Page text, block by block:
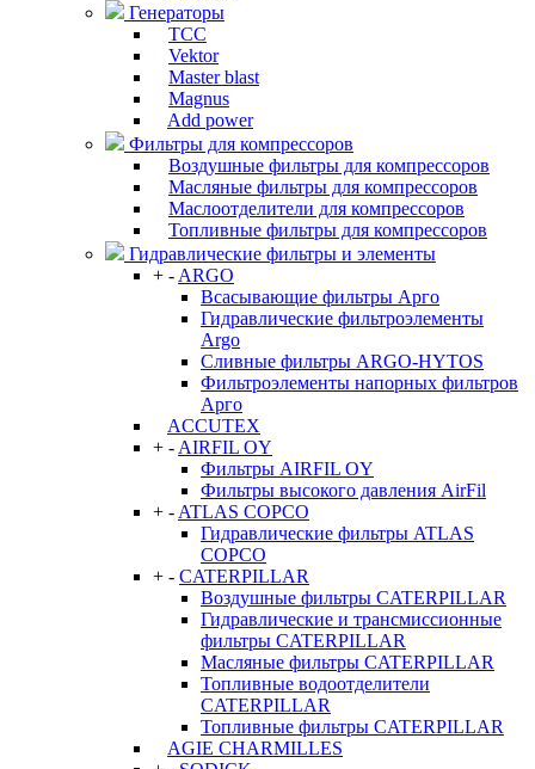
Генераторы
ТСС
Vektor
Master blast
Magnus
Add power
Фильтры для компрессоров
Воздушные фильтры для компрессоров
Масляные фильтры для компрессоров
Маслоотделители для компрессоров
Топливные фильтры для компрессоров
Гидравлические фильтры и элементы
+ - ARGO
Всасывающие фильтры Арго
Гидравлические фильтроэлементы
Argo
Сливные фильтры ARGO-HYTOS
Фильтроэлементы напорных фильтров
Арго
ACCUTEX
+ - AIRFIL OY
Фильтры AIRFIL OY
Фильтры высокого давления AirFil
+ - ATLAS COPCO
Гидравлические фильтры ATLAS
COPCO
+ - CATERPILLAR
Воздушные фильтры CATERPILLAR
Гидравлические и трансмиссионные
фильтры CATERPILLAR
Масляные фильтры CATERPILLAR
Топливные водоотделители
CATERPILLAR
Топливные фильтры CATERPILLAR
AGIE CHARMILLES